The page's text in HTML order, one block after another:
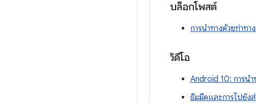
บล็อกโพสต์
การนำทางด้วยท่าท
วิดีโอ
Android 10: การน
ธีมมืดและการไปยัง